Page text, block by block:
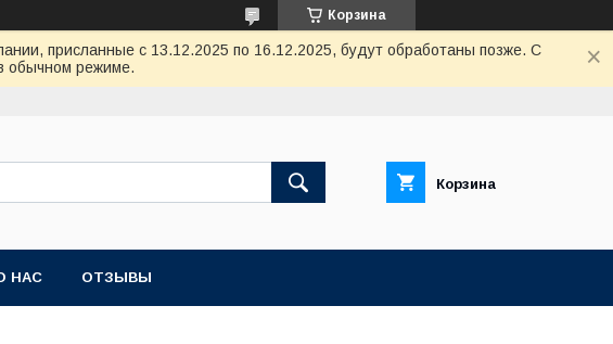
Корзина
присланные с 13.12.2025 по 16.12.2025, будут обработаны позже. С
обычном режиме.
Корзина
НАС ОТЗЫВЫ